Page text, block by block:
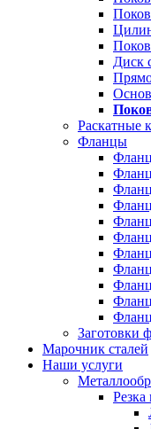
Диск
Раскатные
Фланцы
Заготовки
Марочник сталей
Наши услуги
Резка